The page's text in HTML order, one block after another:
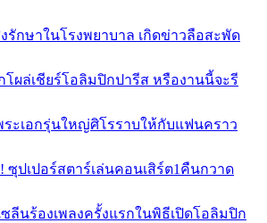
รักษาในโรงพยาบาล เกิดข่าวลือสะพัด
ผล่เชียร์โอลิมปิกปารีส หรืองานนี้จะรี
ระเอกรุ่นใหญ่ศิโรราบให้กับแฟนคราว
ซุปเปอร์สตาร์เล่นคอนเสิร์ต1คืนกวาด
ลีนร้องเพลงครั้งแรกในพิธีเปิดโอลิมปิก